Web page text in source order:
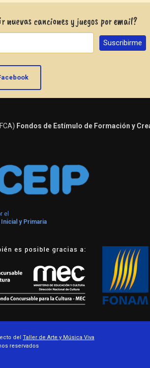
nuevas canciones y juegos por email?
Fondos de Estímulo de Formación y
el
y Primaria
del Taller de Arte y Música Viva
reservados